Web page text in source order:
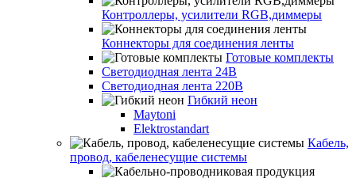
Контроллеры, усилители RGB,диммеры
Коннекторы для соединения ленты
Готовые комплекты
Светодиодная лента 24В
Светодиодная лента 220В
Гибкий неон
Maytoni
Elektrostandart
Кабель,
провод, кабеленесущие системы